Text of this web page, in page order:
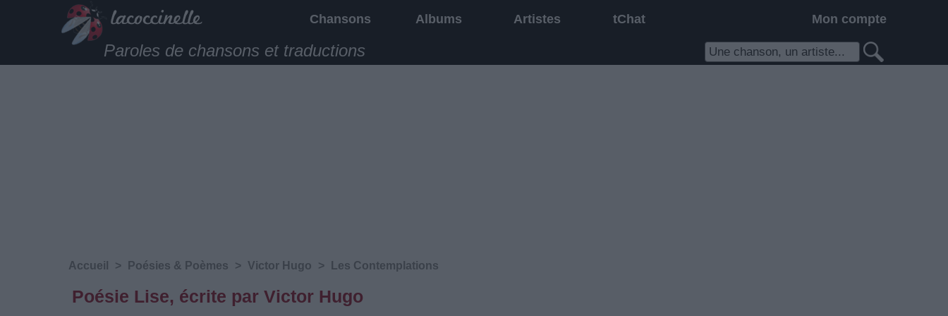
Chansons Albums Artistes tChat Mon compte
Paroles de chansons et traductions
Accueil > Poésies & Poèmes > Victor Hugo > Les Contemplations
Poésie Lise, écrite par Victor Hugo